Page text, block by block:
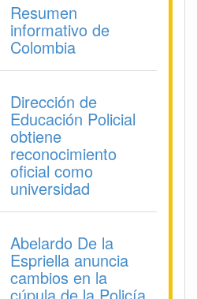
Resumen
informativo de
Colombia
Dirección de
Educación Policial
obtiene
reconocimiento
oficial como
universidad
Abelardo De la
Espriella anuncia
cambios en la